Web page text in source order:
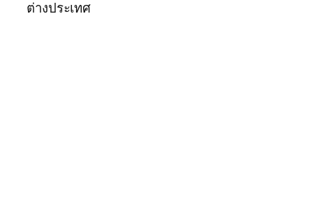
ต่างประเทศ